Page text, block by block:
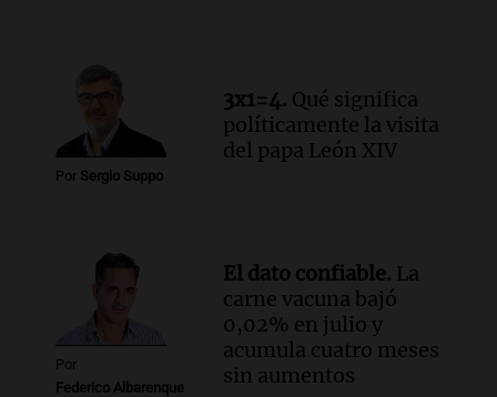
Por Sergio Suppo
3x1=4. Qué significa
políticamente la visita
del papa León XIV
Por
Federico Albarenque
El dato confiable. La
carne vacuna bajó
0,02% en julio y
acumula cuatro meses
sin aumentos